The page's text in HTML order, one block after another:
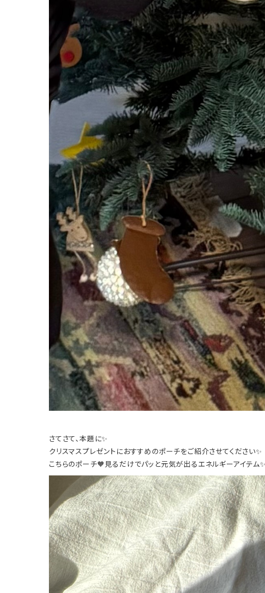
さてさて、本題に✨
クリスマスプレゼントにおすすめのポーチをご紹介させてください✨
こちらのポーチ🧡見るだけでパッと元気が出るエネルギーアイテム✨